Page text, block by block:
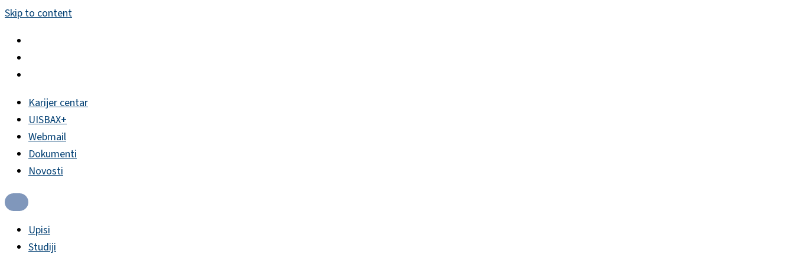
Skip to content
Karijer centar
UISBAX+
Webmail
Dokumenti
Novosti
Upisi
Studiji